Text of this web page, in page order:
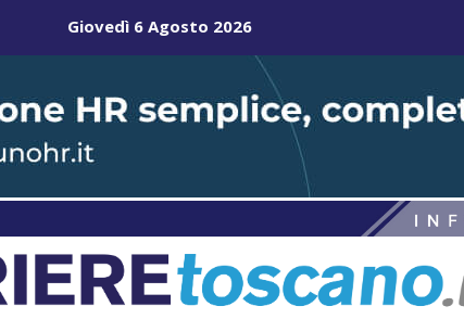
Giovedì 6 Agosto 2026